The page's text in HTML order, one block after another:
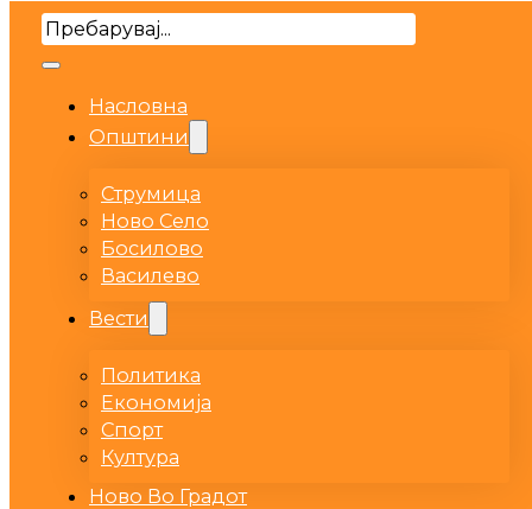
Search
Насловна
Општини
Струмица
Ново Село
Босилово
Василево
Вести
Политика
Економија
Спорт
Култура
Ново Во Градот